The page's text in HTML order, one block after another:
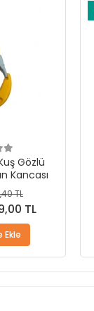
Sapan
)
TL
TL
Ekle